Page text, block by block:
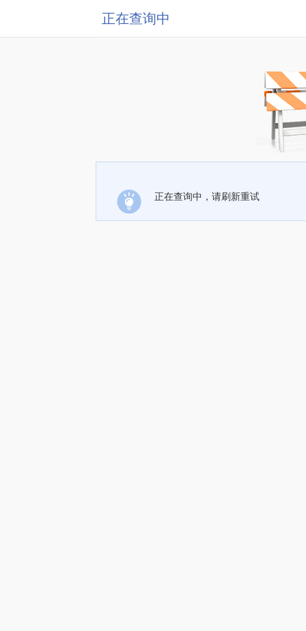
正在查询中
正在查询中，请刷新重试